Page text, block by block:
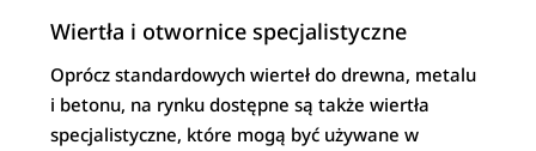
Wiertła i otwornice specjalistyczne
Oprócz standardowych wierteł do drewna, metalu
i betonu, na rynku dostępne są także wiertła
specjalistyczne, które mogą być używane w